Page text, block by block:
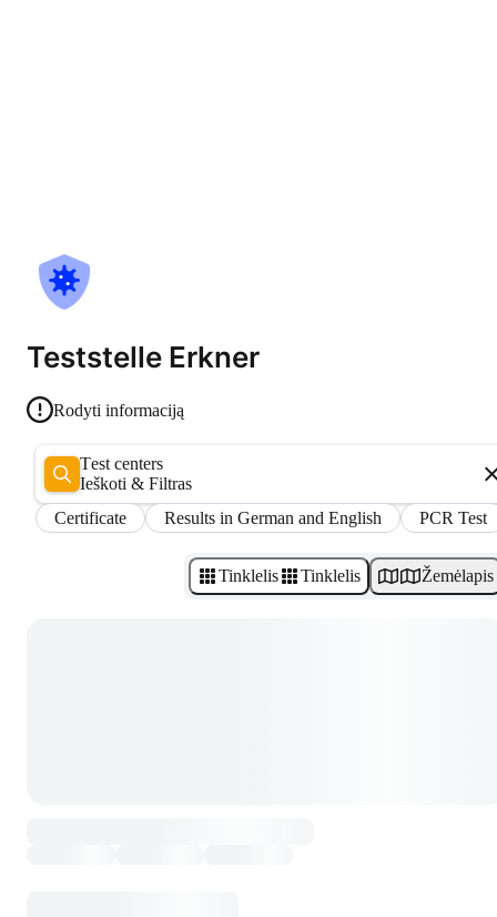
Teststelle Erkner
Rodyti informaciją
Test centers
Ieškoti & Filtras
Certificate
Results in German and English PCR Test
Tinklelis Tinklelis Žemėlapis